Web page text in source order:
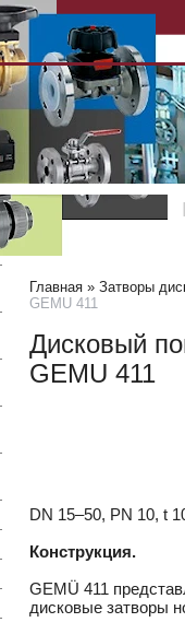
Главная » Затворы
GEMU 411
Дисковый
GEMU 411
DN 15–50, PN 10, t
Конструкция.
GEMÜ 411
дисковые затворы